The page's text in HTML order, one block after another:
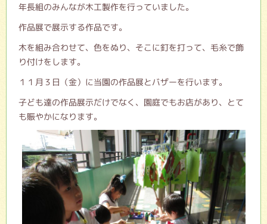
年長組のみんなが木工製作を行っていました。
作品展で展示する作品です。
木を組み合わせて、色をぬり、そこに釘を打って、毛糸で飾
り付けをします。
１１月３日（金）に当園の作品展とバザーを行います。
子ども達の作品展示だけでなく、園庭でもお店があり、とて
も賑やかになります。